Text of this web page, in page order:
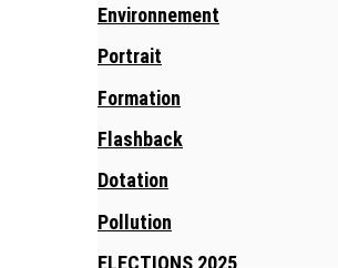
Environnement
Portrait
Formation
Flashback
Dotation
Pollution
ELECTIONS 2025